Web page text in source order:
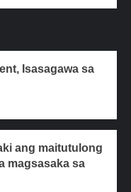
Isasagawa sa
ang maitutulong
magsasaka sa